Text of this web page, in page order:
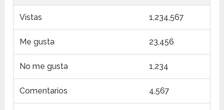
Vistas 1,234,567
Me gusta 23,456
No me gusta 1,234
Comentarios 4,567